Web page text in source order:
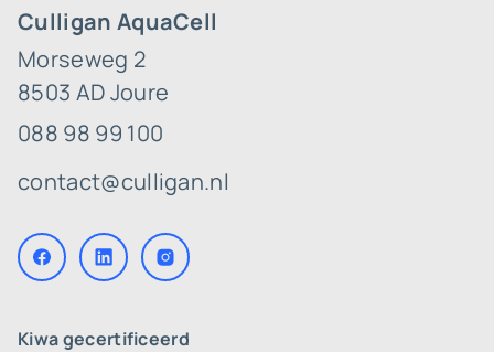
Culligan AquaCell
Morseweg 2
8503 AD Joure
088 98 99 100
contact@culligan.nl
Kiwa gecertificeerd